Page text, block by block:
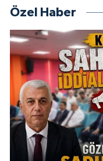
Özel Haber